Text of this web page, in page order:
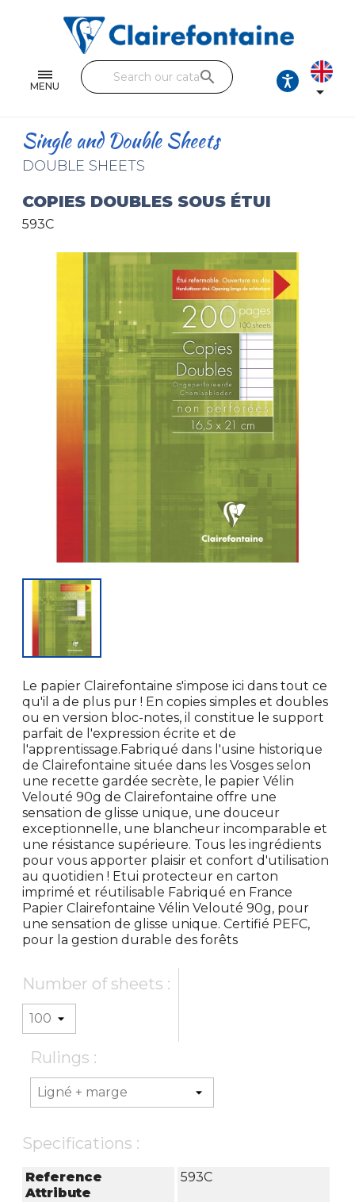
MENU
Single and double sheets
Fine arts
Handicraft
Pencil cases & Leather goods
FIND OUR COLLECTIONS
search

Single and Double Sheets
DOUBLE SHEETS
COPIES DOUBLES SOUS ÉTUI
593C
Le papier Clairefontaine s'impose ici dans tout ce
qu'il a de plus pur ! En copies simples et doubles
ou en version bloc-notes, il constitue le support
parfait de l'expression écrite et de
l'apprentissage.Fabriqué dans l'usine historique
de Clairefontaine située dans les Vosges selon
une recette gardée secrète, le papier Vélin
Velouté 90g de Clairefontaine offre une
sensation de glisse unique, une douceur
exceptionnelle, une blancheur incomparable et
une résistance supérieure. Tous les ingrédients
pour vous apporter plaisir et confort d'utilisation
au quotidien ! Etui protecteur en carton
imprimé et réutilisable Fabriqué en France
Papier Clairefontaine Vélin Velouté 90g, pour
une sensation de glisse unique. Certifié PEFC,
pour la gestion durable des forêts
Number of sheets :
Rulings :
Specifications :
Reference
Attribute
593C